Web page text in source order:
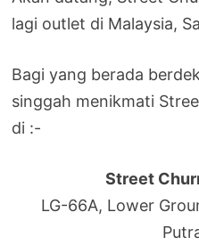
lagi outlet di Malaysia,
Bagi yang berada
singgah menikmati
di :-
Street
LG-66A, Lower